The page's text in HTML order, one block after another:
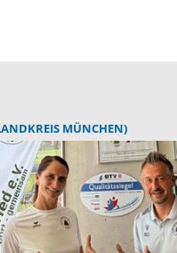
MÜNCHEN)